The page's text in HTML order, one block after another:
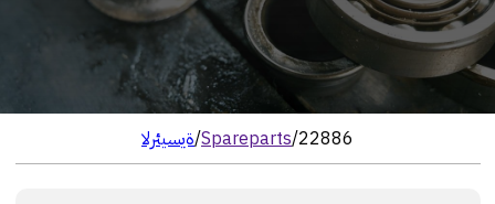
الرئيسية/Spareparts/22886